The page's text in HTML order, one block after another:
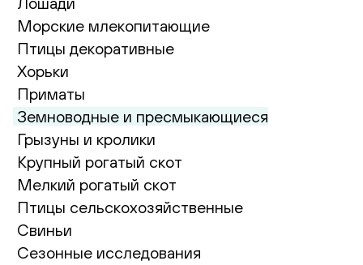
Морские млекопитающие
Птицы декоративные
Хорьки
Приматы
Земноводные и пресмыкающиеся
Грызуны и кролики
Крупный рогатый скот
Мелкий рогатый скот
Птицы сельскохозяйственные
Свиньи
Сезонные исследования